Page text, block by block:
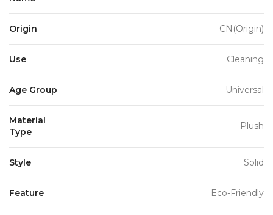
Origin CN(Origin)
Use Cleaning
Age Group Universal
Material
Type
Plush
Style Solid
Feature Eco-Friendly